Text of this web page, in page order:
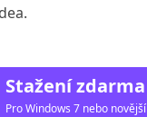
Stažení zdarma
Pro Windows 7 nebo novější